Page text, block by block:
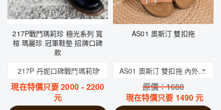
217P戰鬥瑪莉珍 極光系列 寬
楦 瑪麗珍 冠軍鞋墊 招牌口碑
款
217P 丹妮口碑戰鬥瑪莉珍
現在特價只要2000 - 2200
元
AS01 奧斯汀 雙扣拖
AS01 奧斯汀 雙扣拖 內外全真皮 台灣手工鞋 丹妮鞋屋
原價：1680
現在特價只要 1490 元